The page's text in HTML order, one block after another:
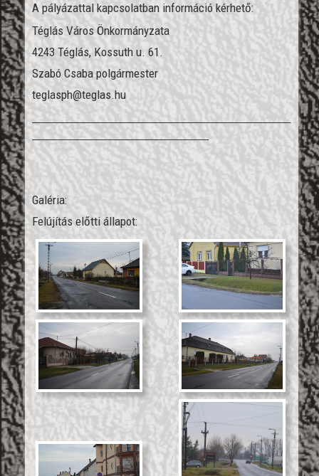
A pályázattal kapcsolatban információ kérhető:
Téglás Város Önkormányzata
4243 Téglás, Kossuth u. 61.
Szabó Csaba polgármester
teglasph@teglas.hu
Galéria:
Felújítás előtti állapot: